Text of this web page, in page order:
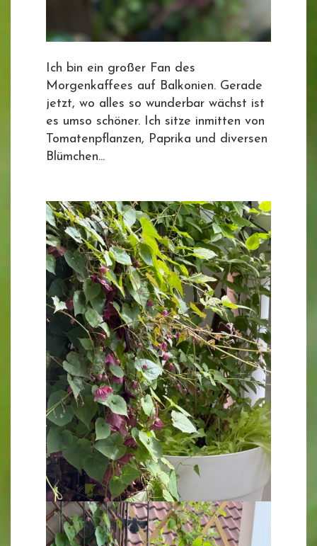
Ich bin ein großer Fan des
Morgenkaffees auf Balkonien. Gerade
jetzt, wo alles so wunderbar wächst ist
es umso schöner. Ich sitze inmitten von
Tomatenpflanzen, Paprika und diversen
Blümchen...